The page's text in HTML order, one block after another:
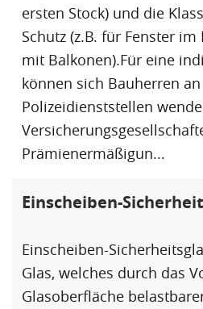
ersten Stock) und die
Schutz (z.B. für Fenster
mit Balkonen).Für eine
können sich Bauherren
Polizeidienststellen
Prämienermäßigun...
Einscheiben-
Einscheiben-
Glas, welches durch das
Glasoberfläche